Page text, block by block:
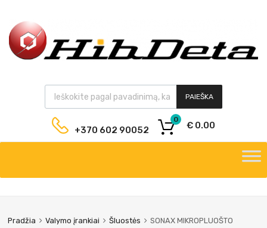
PAIEŠKA
+370 602 90052 € 0.00
0
Pradžia Valymo įrankiai Šluostės
SONAX MIKROPLUOŠTO